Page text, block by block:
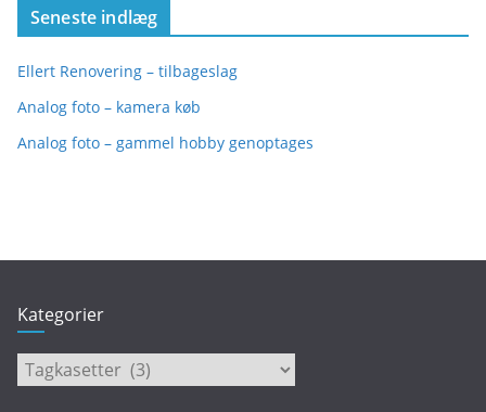
Seneste indlæg
Ellert Renovering – tilbageslag
Analog foto – kamera køb
Analog foto – gammel hobby genoptages
Kategorier
Kategorier